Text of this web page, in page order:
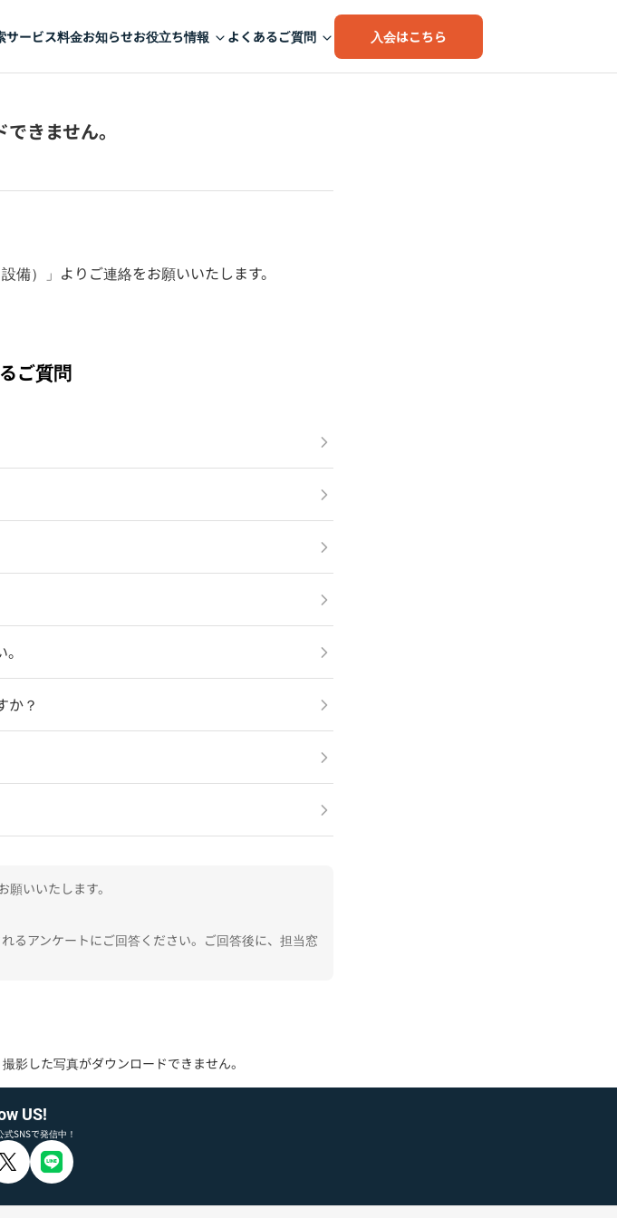
サービス料金お知らせお役立ち情報 よくあるご質問 入会はこちら
きません。
備）」よりご連絡をお願いいたします。
ご質問
か？
いいたします。
るアンケートにご回答ください。ご回答後に、担当窓
撮影した写真がダウンロードできません。
US!
SNSで発信中！